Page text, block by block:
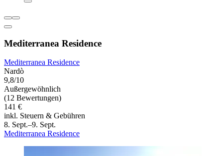
Mediterranea Residence
Mediterranea Residence
Nardò
9,8/10
Außergewöhnlich
(12 Bewertungen)
141 €
inkl. Steuern & Gebühren
8. Sept.–9. Sept.
Mediterranea Residence